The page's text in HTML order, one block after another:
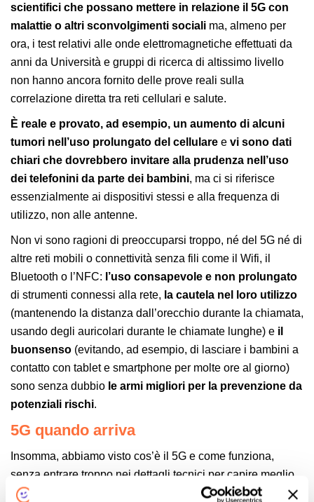
scientifici che possano mettere in relazione il 5G con
malattie o altri sconvolgimenti sociali ma, almeno per
ora, i test relativi alle onde elettromagnetiche effettuati da
anni da Università e gruppi di ricerca di altissimo livello
non hanno ancora fornito delle prove reali sulla
correlazione diretta tra reti cellulari e salute.
È reale e provato, ad esempio, un aumento di alcuni
tumori nell’uso prolungato del cellulare e vi sono dati
chiari che dovrebbero invitare alla prudenza nell’uso
dei telefonini da parte dei bambini, ma ci si riferisce
essenzialmente ai dispositivi stessi e alla frequenza di
utilizzo, non alle antenne.
Non vi sono ragioni di preoccuparsi troppo, né del 5G né di
altre reti mobili o connettività senza fili come il Wifi, il
Bluetooth o l’NFC: l’uso consapevole e non prolungato
di strumenti connessi alla rete, la cautela nel loro utilizzo
(mantenendo la distanza dall’orecchio durante la chiamata,
usando degli auricolari durante le chiamate lunghe) e il
buonsenso (evitando, ad esempio, di lasciare i bambini a
contatto con tablet e smartphone per molte ore al giorno)
sono senza dubbio le armi migliori per la prevenzione da
potenziali rischi.
5G quando arriva
Insomma, abbiamo visto cos’è il 5G e come funziona,
senza entrare troppo nei dettagli tecnici per capire meglio
le potenzialità di questo standard, anche se non si ha una